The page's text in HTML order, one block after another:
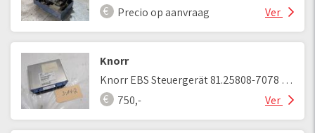
Precio op aanvraag
Ver
Knorr
Knorr EBS Steuergerät 81.25808-7078 / 81258087078
750,-
Ver